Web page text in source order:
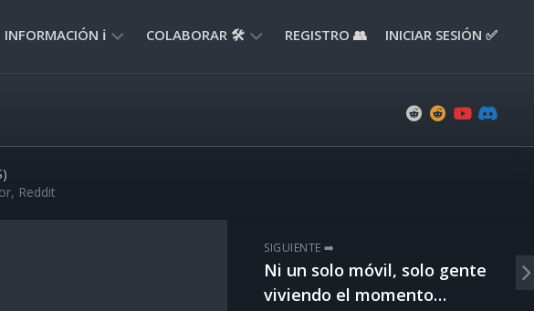
INFORMACIÓN ℹ️
NORMAS
USO
🚸
COLABORAR 🛠️ REGISTRO 👥 INICIAR SESIÓN ✅
, Reddit
SIGUIENTE ➡️
Ni un solo móvil, solo gente
viviendo el momento…